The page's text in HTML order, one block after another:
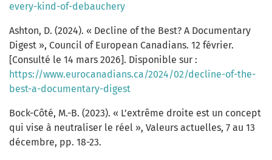
every-kind-of-debauchery
Ashton, D. (2024). « Decline of the Best? A Documentary
Digest », Council of European Canadians. 12 février.
[Consulté le 14 mars 2026]. Disponible sur :
https://www.eurocanadians.ca/2024/02/decline-of-the-
best-a-documentary-digest
Bock-Côté, M.-B. (2023). « L’extrême droite est un concept
qui vise à neutraliser le réel », Valeurs actuelles, 7 au 13
décembre, pp. 18-23.